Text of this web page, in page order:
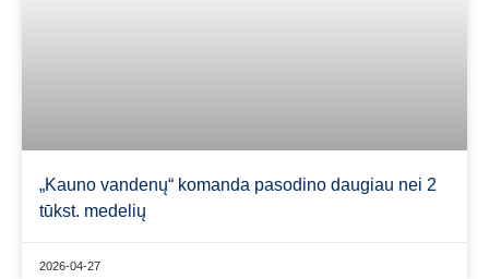
„Kauno vandenų“ komanda pasodino daugiau nei 2
tūkst. medelių
2026-04-27